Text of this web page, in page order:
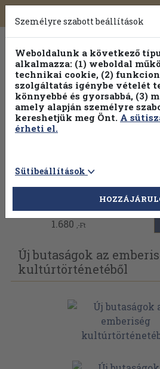
Toggle
navigation
Vissza az előző oldalra
1.680 ,-Ft
Új butaságok az
kultúrtörténetéből
Személyre szabott beállítások
Weboldalunk a következő
alkalmazza: (1) weboldal
technikai cookie, (2)
szolgáltatás igénybe vételét
könnyebbé és gyorsabbá, (3)
amely alapján személyre
kereshetjük meg Önt. A
érheti el.
Sütibeállítások